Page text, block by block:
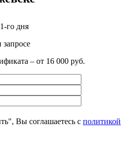
го дня
– от 16 000 руб.
Вы соглашаетесь с политикой